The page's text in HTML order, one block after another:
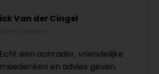
Van der Cingel
een aanrader, vriendelijke
en advies geven.